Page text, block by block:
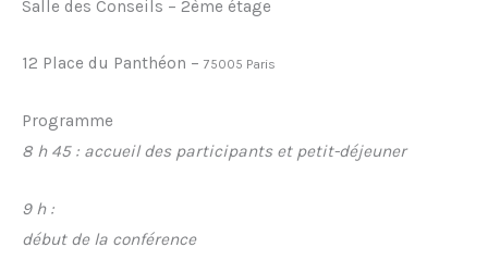
Salle des Conseils – 2ème étage
12 Place du Panthéon – 75005 Paris
Programme
8 h 45 : accueil des participants et petit-déjeuner
9 h :
début de la conférence